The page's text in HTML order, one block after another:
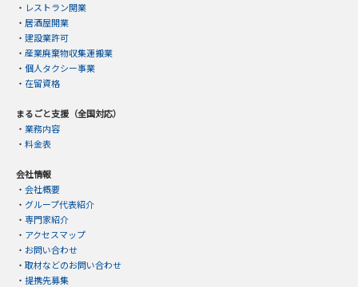
・ レストラン開業
・ 居酒屋開業
・ 建設業許可
・ 産業廃棄物収集運搬業
・ 個人タクシー事業
・ 在留資格
まるごと支援（全国対応）
・ 業務内容
・ 料金表
会社情報
・ 会社概要
・ グループ代表紹介
・ 専門家紹介
・ アクセスマップ
・ お問い合わせ
・ 取材などのお問い合わせ
・ 提携先募集